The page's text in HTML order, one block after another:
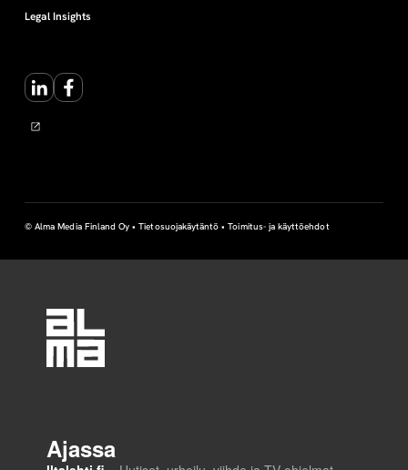
Legal Insights
LinkedInFacebook
© Alma Media Finland Oy •Tietosuojakäytäntö •Toimitus- ja käyttöehdot